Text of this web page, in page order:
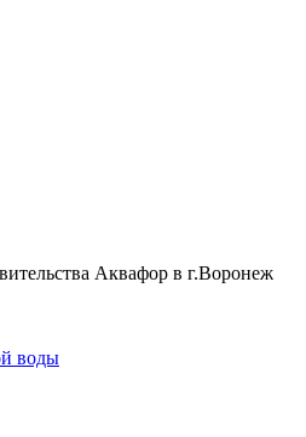
Аквафор в г.Воронеж
воды